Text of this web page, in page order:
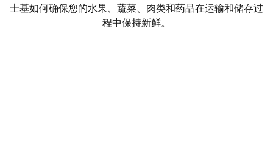
士基如何确保您的水果、蔬菜、肉类和药品在运输和储存过
程中保持新鲜。